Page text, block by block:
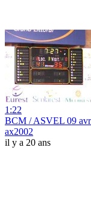
1:22
BCM / ASVEL 09
ax2002
il y a 20 ans